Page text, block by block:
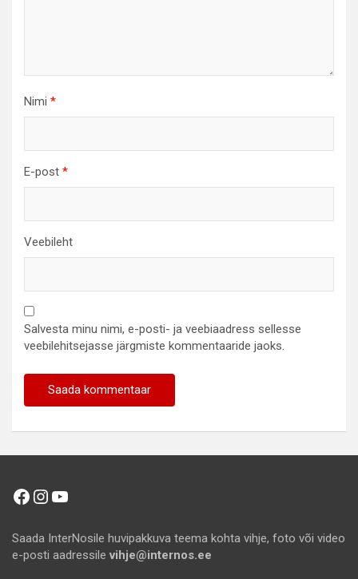
Nimi *
E-post *
Veebileht
Salvesta minu nimi, e-posti- ja veebiaadress sellesse
veebilehitsejasse järgmiste kommentaaride jaoks.
Facebook
Instagram
YouTube
Saada InterNosile huvipakkuva teema kohta vihje, foto või video
e-posti aadressile vihje@internos.ee